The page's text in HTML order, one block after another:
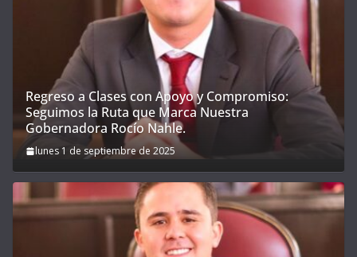
Regreso a Clases con Apoyo y Compromiso:
Seguimos la Ruta que Marca Nuestra
Gobernadora Rocío Nahle.
lunes 1 de septiembre de 2025